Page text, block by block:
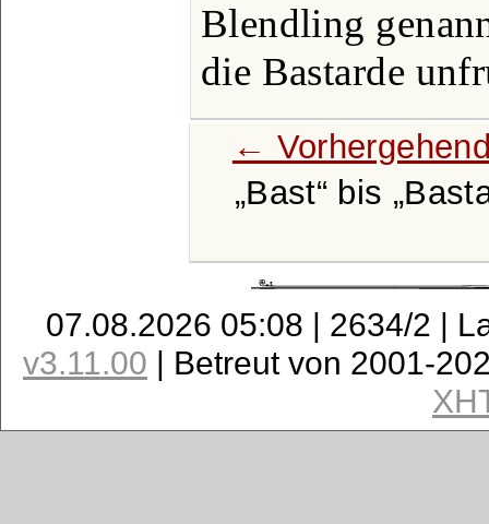
Blendling
die Bastarde
←
Bast
bis
07.08.2026 05:08 | 2634/2 |
v3.11.00 | Betreut von 2001-